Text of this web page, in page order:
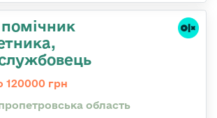
120000 грн
область